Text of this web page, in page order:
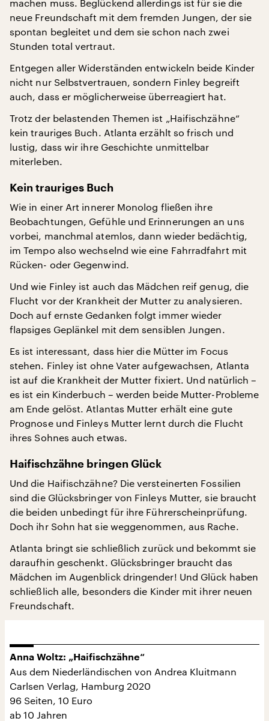
machen muss. Beglückend allerdings ist für sie die
neue Freundschaft mit dem fremden Jungen, der sie
spontan begleitet und dem sie schon nach zwei
Stunden total vertraut.
Entgegen aller Widerständen entwickeln beide Kinder
nicht nur Selbstvertrauen, sondern Finley begreift
auch, dass er möglicherweise überreagiert hat.
Trotz der belastenden Themen ist „Haifischzähne“
kein trauriges Buch. Atlanta erzählt so frisch und
lustig, dass wir ihre Geschichte unmittelbar
miterleben.
Kein trauriges Buch
Wie in einer Art innerer Monolog fließen ihre
Beobachtungen, Gefühle und Erinnerungen an uns
vorbei, manchmal atemlos, dann wieder bedächtig,
im Tempo also wechselnd wie eine Fahrradfahrt mit
Rücken- oder Gegenwind.
Und wie Finley ist auch das Mädchen reif genug, die
Flucht vor der Krankheit der Mutter zu analysieren.
Doch auf ernste Gedanken folgt immer wieder
flapsiges Geplänkel mit dem sensiblen Jungen.
Es ist interessant, dass hier die Mütter im Focus
stehen. Finley ist ohne Vater aufgewachsen, Atlanta
ist auf die Krankheit der Mutter fixiert. Und natürlich –
es ist ein Kinderbuch – werden beide Mutter-Probleme
am Ende gelöst. Atlantas Mutter erhält eine gute
Prognose und Finleys Mutter lernt durch die Flucht
ihres Sohnes auch etwas.
Haifischzähne bringen Glück
Und die Haifischzähne? Die versteinerten Fossilien
sind die Glücksbringer von Finleys Mutter, sie braucht
die beiden unbedingt für ihre Führerscheinprüfung.
Doch ihr Sohn hat sie weggenommen, aus Rache.
Atlanta bringt sie schließlich zurück und bekommt sie
daraufhin geschenkt. Glücksbringer braucht das
Mädchen im Augenblick dringender! Und Glück haben
schließlich alle, besonders die Kinder mit ihrer neuen
Freundschaft.
Anna Woltz: „Haifischzähne“
Aus dem Niederländischen von Andrea Kluitmann
Carlsen Verlag, Hamburg 2020
96 Seiten, 10 Euro
ab 10 Jahren